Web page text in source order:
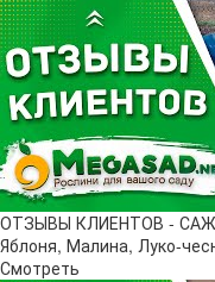
ОТЗЫВЫ КЛИЕНТОВ -
Яблоня, Малина, Луко-
Смотреть